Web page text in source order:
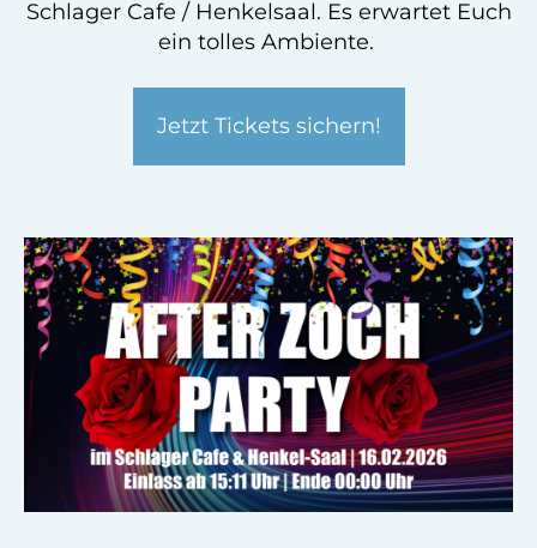
Schlager Cafe / Henkelsaal. Es erwartet Euch
ein tolles Ambiente.
Jetzt Tickets sichern!